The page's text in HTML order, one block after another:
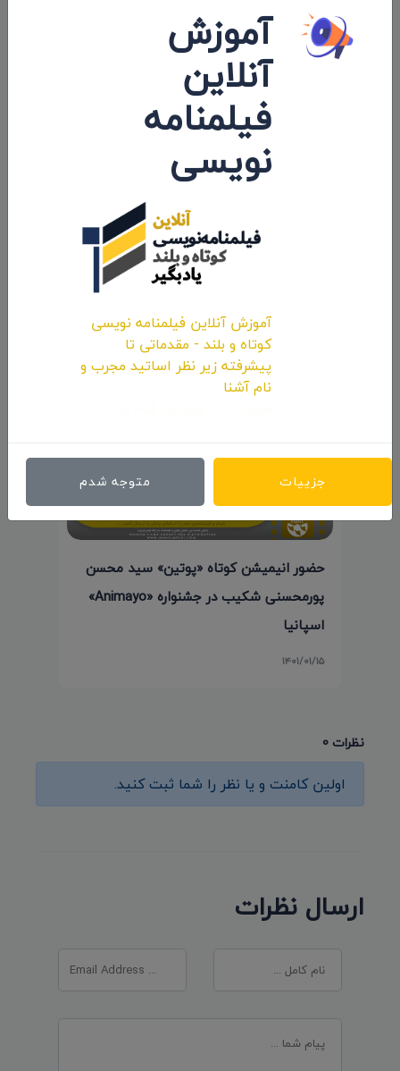
حضور انیمیشن کوتاه «پوتین» سید محسن
حضور انیمیشن کوتاه «پوتین» سید محسن
پورمحسنی شکیب در جشنواره «Animayo»
اسپانیا
۱۴۰۱/۰۱/۱۵
نظرات 0
اولین کامنت و یا نظر را شما ثبت کنید.
ارسال نظرات
آموزش
آنلاین
فیلمنامه
نویسی
آموزش آنلاین فیلمنامه نویسی
کوتاه و بلند - مقدماتی تا
پیشرفته زیر نظر اساتید مجرب و
نام آشنا
جزییات متوجه شدم